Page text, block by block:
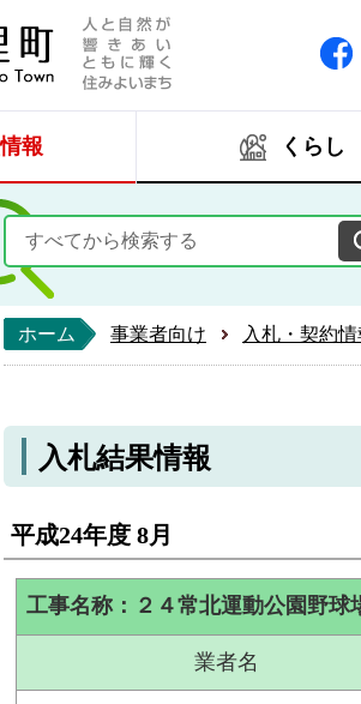
報 くらし
ホーム 事業者向け 入札・契約
入札結果情報
平成24年度 8月
工事名称：２４常北運動公園野球
業者名